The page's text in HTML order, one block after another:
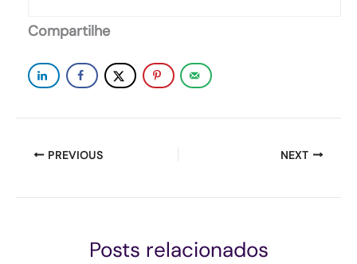
Compartilhe
PREVIOUS NEXT
Posts relacionados